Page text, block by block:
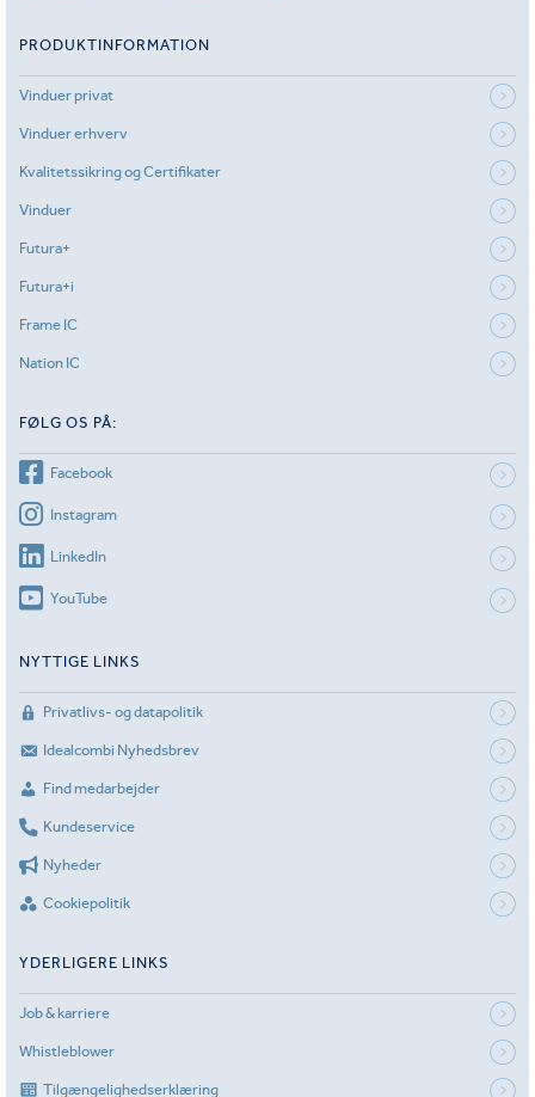
PRODUKTINFORMATION
Vinduer privat
Vinduer erhverv
Kvalitetssikring og Certifikater
Vinduer
Futura+
Futura+i
Frame IC
Nation IC
FØLG OS PÅ:
Facebook
Instagram
LinkedIn
YouTube
NYTTIGE LINKS
Privatlivs- og datapolitik
Idealcombi Nyhedsbrev
Find medarbejder
Kundeservice
Nyheder
Cookiepolitik
YDERLIGERE LINKS
Job & karriere
Whistleblower
Tilgængelighedserklæring